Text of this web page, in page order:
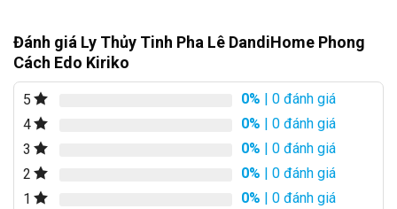
Đánh giá Ly Thủy Tinh Pha Lê DandiHome Phong
Cách Edo Kiriko
5 0% | 0 đánh giá
4
0% | 0 đánh giá
3
0% | 0 đánh giá
2
0% | 0 đánh giá
1
0% | 0 đánh giá